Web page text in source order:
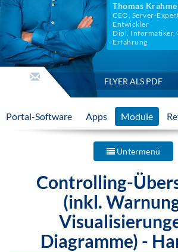
Thomas
CEO, Server-
Entwickler
Dipl. Informatiker,
Erfahrung
FLYER ALS PDF
Portal-Software Apps Module
Untermenü
Controlling-
(inkl.
Diagramme) -